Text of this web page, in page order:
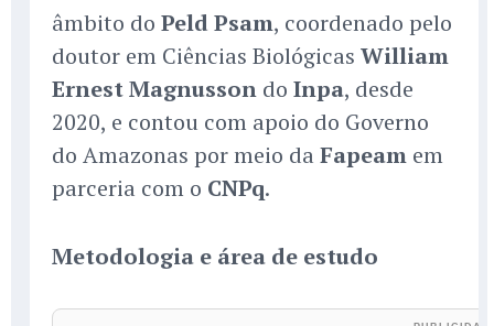
âmbito do Peld Psam, coordenado pelo
doutor em Ciências Biológicas William
Ernest Magnusson do Inpa, desde
2020, e contou com apoio do Governo
do Amazonas por meio da Fapeam em
parceria com o CNPq.
Metodologia e área de estudo